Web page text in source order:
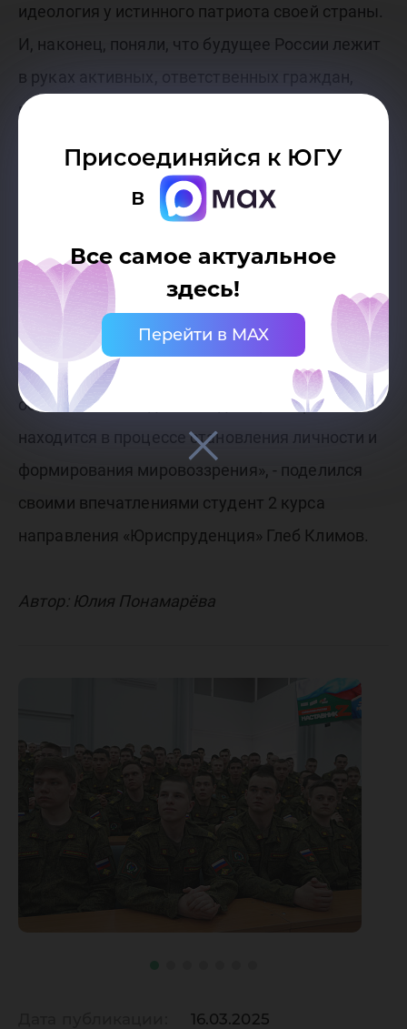
Присоединяйся к ЮГУ
в
Все самое актуальное
здесь!
Перейти в MAX
идеология у истинного патриота своей страны.
И, наконец, поняли, что будущее России лежит
в руках активных, ответственных граждан,
готовых вкладывать свои силы и знания в
действительно заложено будущее, и Рустам
Сайфуллин – яркое тому подтверждение.
«Патриотические мероприятия способствуют
формированию чувства принадлежности к
нации, укреплению национального
самосознания и гордости за свою страну. Это
особенно важно для молодежи, которая
находится в процессе становления личности и
формирования мировоззрения», - поделился
своими впечатлениями студент 2 курса
направления «Юриспруденция» Глеб Климов.
Автор: Юлия Понамарёва
16.03.2025